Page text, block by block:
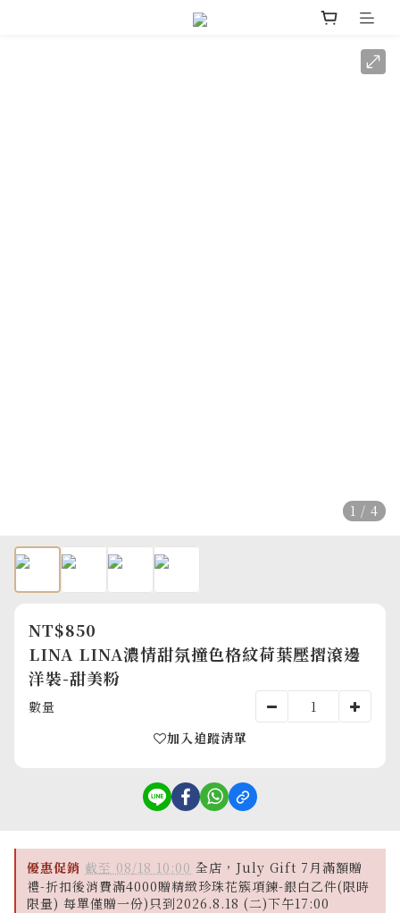
1 / 4
NT$850
LINA LINA濃情甜氛撞色格紋荷葉壓摺滾邊
洋裝-甜美粉
數量
加入追蹤清單
優惠促銷 截至 08/18 10:00 全店，July Gift 7月滿額贈
禮-折扣後消費滿4000贈精緻珍珠花簇項鍊-銀白乙件(限時
限量) 每單僅贈一份)只到2026.8.18 (二)下午17:00